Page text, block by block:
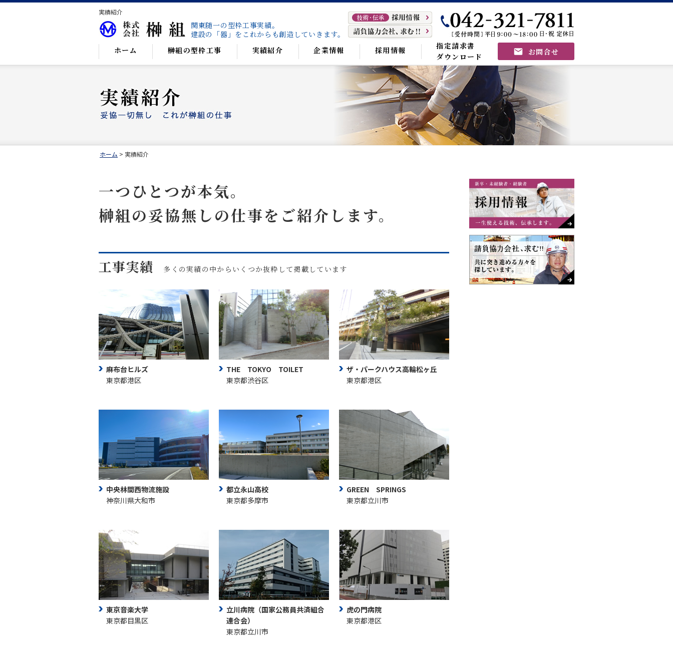
実績紹介
関東随一の型枠工事実績。
建設の「器」をこれからも創造していきます。
ホーム
榊組の型枠工事 実績紹介 企業情報 採用情報
指定請求書
ダウンロード
お問合せ
ホーム > 実績紹介
一つひとつが本気。
榊組の妥協無しの仕事をご紹介します。
工事実績 多くの実績の中からいくつか抜粋して掲載しています
麻布台ヒルズ
東京都港区
THE TOKYO TOILET
東京都渋谷区
ザ・パークハウス高輪松ヶ丘
東京都港区
中央林間西物流施設
神奈川県大和市
都立永山高校
東京都多摩市
GREEN SPRINGS
東京都立川市
東京音楽大学
東京都目黒区
立川病院（国家公務員共済組合
連合会）
東京都立川市
虎の門病院
東京都港区